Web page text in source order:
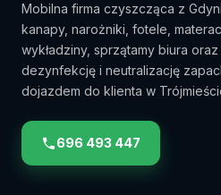
Mobilna firma czyszcząca z
kanapy, narożniki, fotele,
wykładziny, sprzątamy biura
dezynfekcję i neutralizację
dojazdem do klienta w
696 493 447